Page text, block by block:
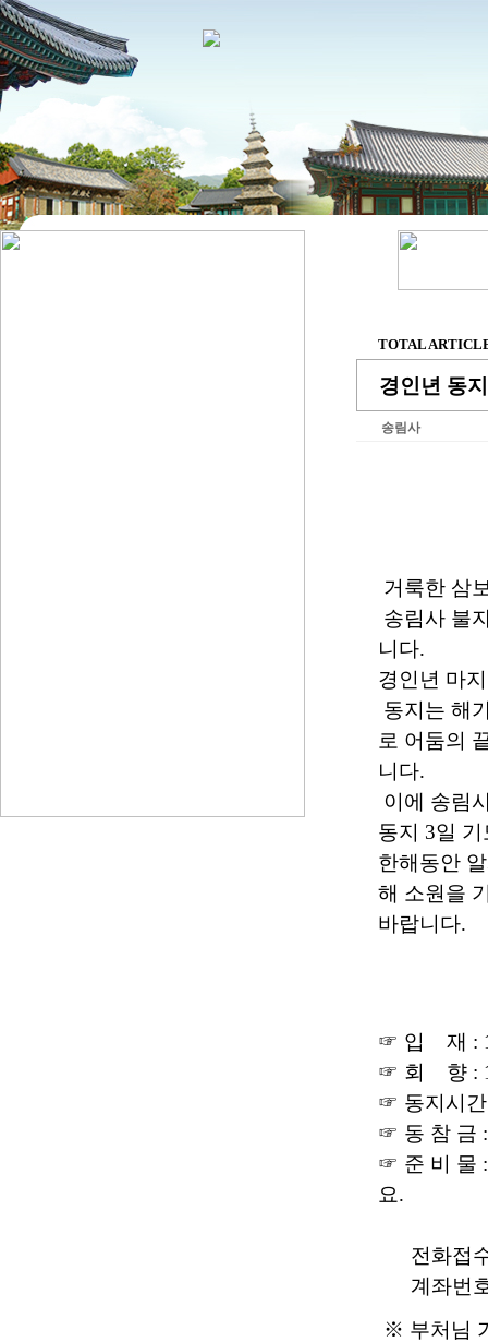
TOTAL
경인년 동
송림사
거룩한 삼
송림사 불
니다.
경인년 마
동지는 해
로 어둠의
니다.
이에 송림
동지 3일
한해동안
해 소원을
바랍니다.
☞ 입 재 :
☞ 회 향 :
☞ 동지시간
☞ 동 참 금
☞ 준 비 물
요.
전화접수
계좌번호
※ 부처님